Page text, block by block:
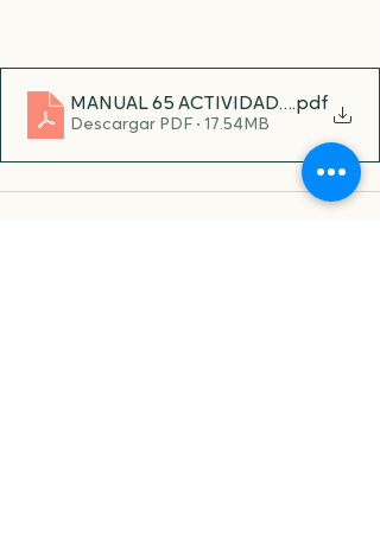
MANUAL 65 ACTIVIDADES DE
.pdf
Descargar PDF • 17.54MB